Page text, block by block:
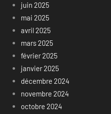
juin 2025
mai 2025
avril 2025
mars 2025
février 2025
janvier 2025
décembre 2024
novembre 2024
octobre 2024